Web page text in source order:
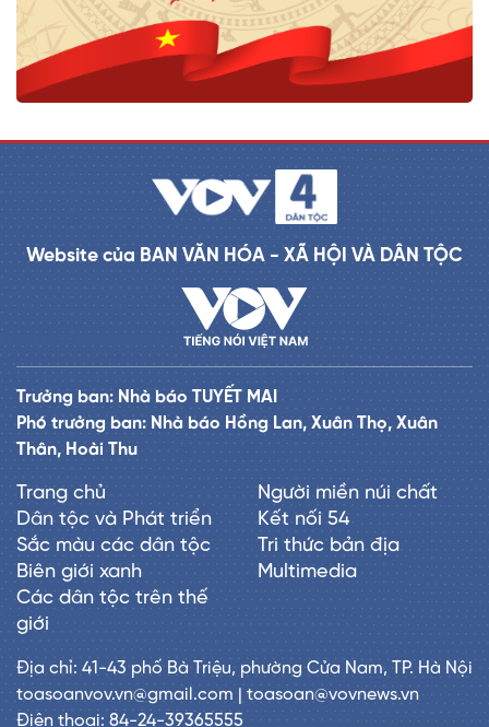
Website của BAN VĂN HÓA - XÃ HỘI VÀ DÂN TỘC
Trưởng ban: Nhà báo TUYẾT MAI
Phó trưởng ban: Nhà báo Hồng Lan, Xuân Thọ, Xuân
Thân, Hoài Thu
Trang chủ
Dân tộc và Phát triển
Sắc màu các dân tộc
Biên giới xanh
Các dân tộc trên thế
giới
Người miền núi chất
Kết nối 54
Tri thức bản địa
Multimedia
Địa chỉ: 41-43 phố Bà Triệu, phường Cửa Nam, TP. Hà Nội
toasoanvov.vn@gmail.com | toasoan@vovnews.vn
Điện thoại: 84-24-39365555